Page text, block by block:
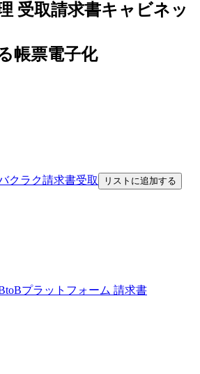
受取請求書キャビネッ
帳票電子化
クラク請求書受取 リストに追加する
プラットフォーム 請求書